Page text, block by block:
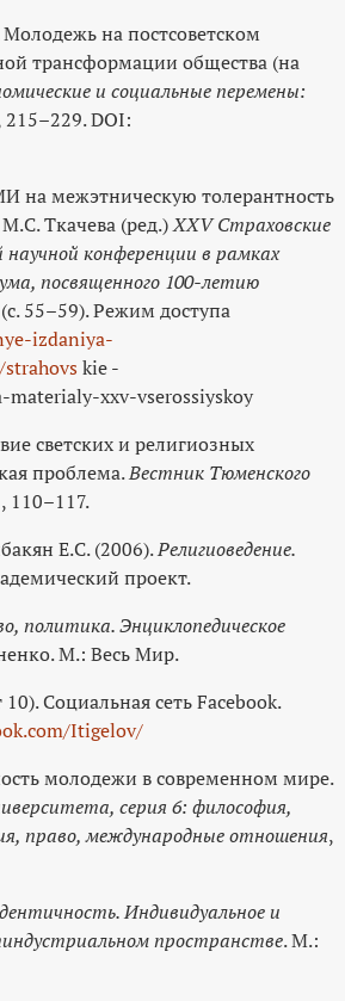
на постсоветском
трансформации общества (на
и социальные перемены:
215–229. DOI:
на межэтническую толерантность
Ткачева (ред.)XXV Страховские
конференции в рамках
посвященного 100-летию
55–59). Режим доступа
izdaniya-
kie -
xxv-vserossiyskoy
светских и религиозных
проблема.Вестник Тюменского
110–117.
Е.С. (2006).Религиоведение.
проект.
политика. Энциклопедическое
М.: Весь Мир.
Социальная сеть Facebook.
Itigelov/
молодежи в современном мире.
серия 6: философия,
право, международные отношения,
Индивидуальное и
пространстве. М.: